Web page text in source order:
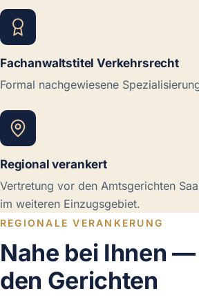
Fachanwaltstitel Verkehrsrecht
Formal nachgewiesene
Regional verankert
Vertretung vor den Amtsgerichten
im weiteren Einzugsgebiet.
REGIONALE VERANKERUNG
Nahe bei Ihnen
den Gerichten